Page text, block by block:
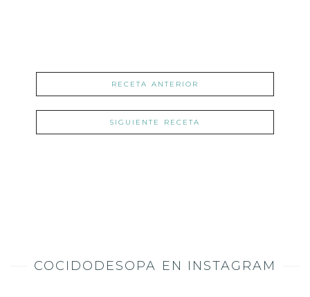
RECETA ANTERIOR
SIGUIENTE RECETA
COCIDODESOPA EN INSTAGRAM